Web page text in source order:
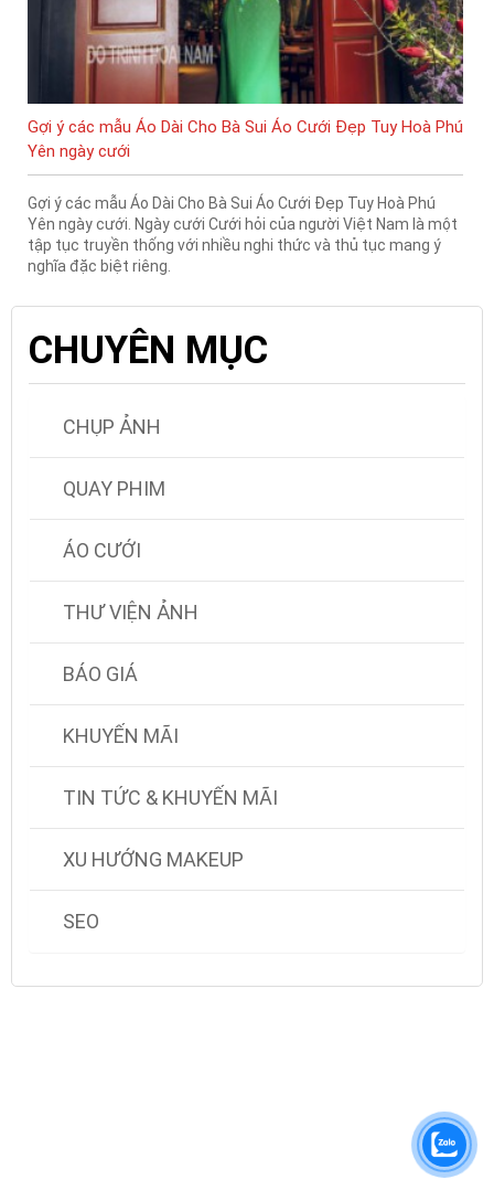
Gợi ý các mẫu Áo Dài Cho Bà Sui Áo Cưới Đẹp Tuy Hoà Phú
Yên ngày cưới
Gợi ý các mẫu Áo Dài Cho Bà Sui Áo Cưới Đẹp Tuy Hoà Phú
Yên ngày cưới. Ngày cưới Cưới hỏi của người Việt Nam là một
tập tục truyền thống với nhiều nghi thức và thủ tục mang ý
nghĩa đặc biệt riêng.
CHUYÊN MỤC
CHỤP ẢNH
QUAY PHIM
ÁO CƯỚI
THƯ VIỆN ẢNH
BÁO GIÁ
KHUYẾN MÃI
TIN TỨC & KHUYẾN MÃI
XU HƯỚNG MAKEUP
SEO